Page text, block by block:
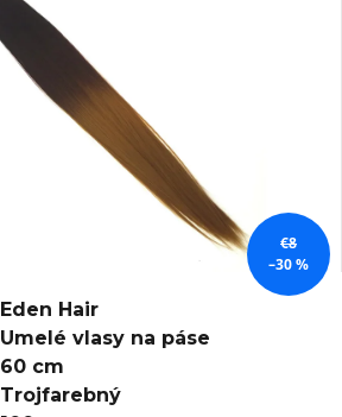
€8
–30 %
Eden Hair
Umelé vlasy na páse
60 cm
Trojfarebný